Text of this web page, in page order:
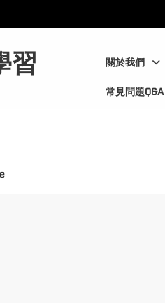
關於我們
常見問題Q&A
習